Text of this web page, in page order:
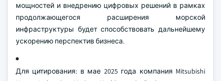
мощностей и внедрению цифровых решений в рамках
продолжающегося расширения морской
инфраструктуры будет способствовать дальнейшему
ускорению перспектив бизнеса.
Для цитирования: в мае 2025 года компания Mitsubishi